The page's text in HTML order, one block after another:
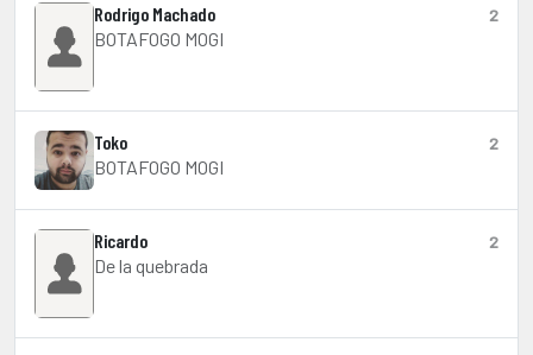
Rodrigo Machado
BOTAFOGO MOGI
2
Toko
BOTAFOGO MOGI
2
Ricardo
De la quebrada
2